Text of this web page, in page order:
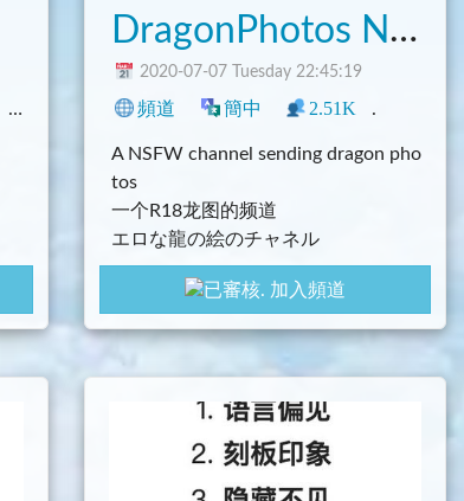
推廣 中文圈 Telegram
DragonPhotos NSFW 龍圖
2020-07-07 Tuesday 22:45:19
頻道 簡中 2.51K
A NSFW channel sending dragon pho
tos
一个R18龙图的频道
エロな龍の絵のチャネル
加入頻道